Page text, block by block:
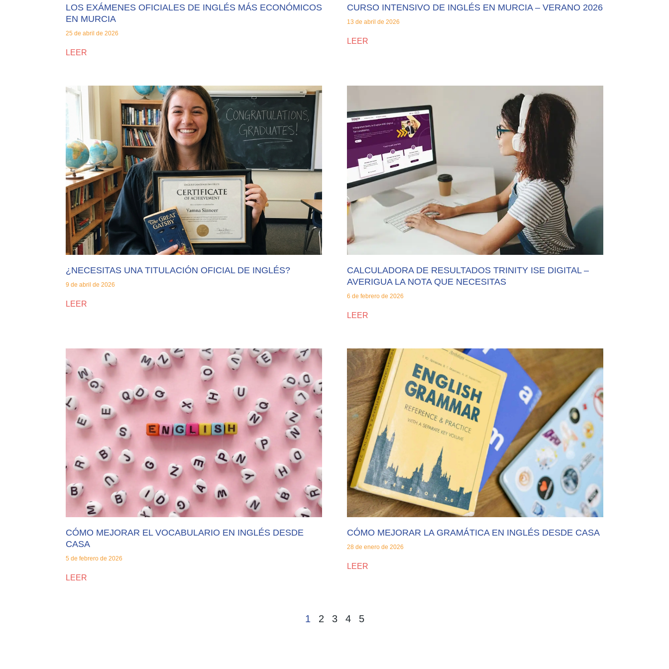
LOS EXÁMENES OFICIALES DE INGLÉS MÁS ECONÓMICOS
EN MURCIA
25 de abril de 2026
LEER
CURSO INTENSIVO DE INGLÉS EN MURCIA – VERANO 2026
13 de abril de 2026
LEER
¿NECESITAS UNA TITULACIÓN OFICIAL DE INGLÉS?
9 de abril de 2026
LEER
CALCULADORA DE RESULTADOS TRINITY ISE DIGITAL –
AVERIGUA LA NOTA QUE NECESITAS
6 de febrero de 2026
LEER
CÓMO MEJORAR EL VOCABULARIO EN INGLÉS DESDE
CASA
5 de febrero de 2026
LEER
CÓMO MEJORAR LA GRAMÁTICA EN INGLÉS DESDE CASA
28 de enero de 2026
LEER
1 2 3 4 5